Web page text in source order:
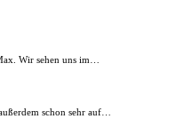
Wir sehen uns im…
schon sehr auf…